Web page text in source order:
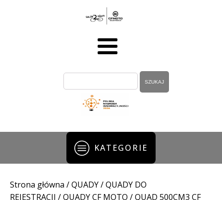
KATEGORIE
Strona główna /QUADY/QUADY DO
REJESTRACJI /QUADY CF MOTO / QUAD 500CM3 CF